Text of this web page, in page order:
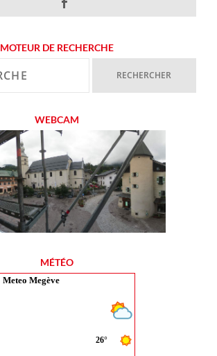
MOTEUR DE RECHERCHE
WEBCAM
MÉTÉO
Meteo Megève